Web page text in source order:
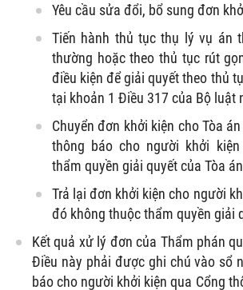
Yêu cầu sửa đổi, bổ sung đơn
Tiến hành thủ tục thụ lý vụ án
thường hoặc theo thủ tục rút
điều kiện để giải quyết theo thủ
tại khoản 1 Điều 317 của Bộ luật
Chuyển đơn khởi kiện cho Tòa
thông báo cho người khởi
thẩm quyền giải quyết của Tòa
Trả lại đơn khởi kiện cho người
đó không thuộc thẩm quyền giải
Kết quả xử lý đơn của Thẩm phán
Điều này phải được ghi chú vào sổ
báo cho người khởi kiện qua Cổng